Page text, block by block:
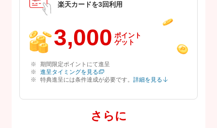
楽天カードを3回利用
3,000 ポイント
ゲット
期間限定ポイントにて進呈
進呈タイミングを見る
特典進呈には条件達成が必要です。 詳細を見る
さらに